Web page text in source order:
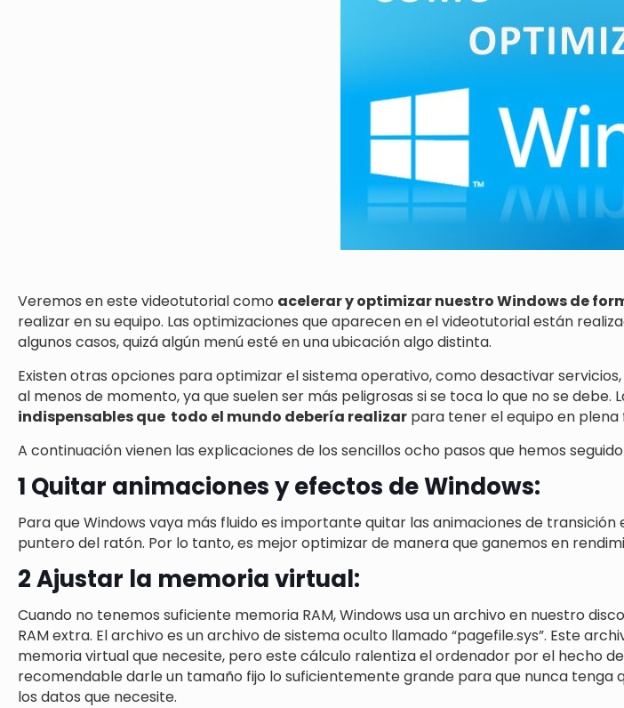
Veremos en este videotutorial como acelerar y optimizar nuestro Windows de
realizar en su equipo. Las optimizaciones que aparecen en el videotutorial están
algunos casos, quizá algún menú esté en una ubicación algo distinta.
Existen otras opciones para optimizar el sistema operativo, como desactivar
al menos de momento, ya que suelen ser más peligrosas si se toca lo que no se
indispensables que todo el mundo debería realizar para tener el equipo en plena
A continuación vienen las explicaciones de los sencillos ocho pasos que hemos
1 Quitar animaciones y efectos de Windows:
Para que Windows vaya más fluido es importante quitar las animaciones de
puntero del ratón. Por lo tanto, es mejor optimizar de manera que ganemos en
2 Ajustar la memoria virtual:
Cuando no tenemos suficiente memoria RAM, Windows usa un archivo en nuestro
RAM extra. El archivo es un archivo de sistema oculto llamado “pagefile.sys”. Este
memoria virtual que necesite, pero este cálculo ralentiza el ordenador por el hecho
recomendable darle un tamaño fijo lo suficientemente grande para que nunca
los datos que necesite.